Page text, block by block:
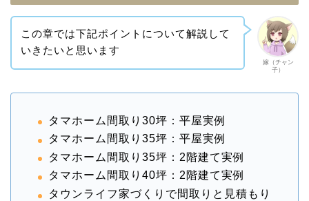
嫁（チャン
子）
この章では下記ポイントについて解説して
いきたいと思います
タマホーム間取り30坪：平屋実例
タマホーム間取り35坪：平屋実例
タマホーム間取り35坪：2階建て実例
タマホーム間取り40坪：2階建て実例
タウンライフ家づくりで間取りと見積もり